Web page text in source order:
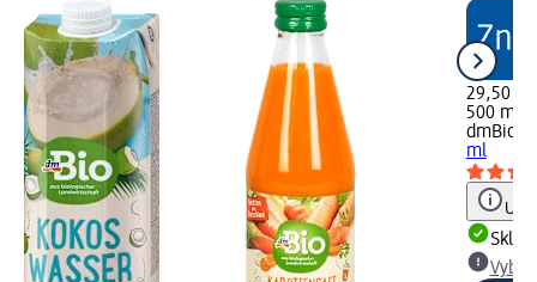
29,50 Kč
500 ml
dmBio
ml